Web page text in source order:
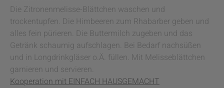
Die Zitronenmelisse-Blättchen waschen und
trockentupfen. Die Himbeeren zum Rhabarber geben und
alles fein pürieren. Die Buttermilch zugeben und das
Getränk schaumig aufschlagen. Bei Bedarf nachsüßen
und in Longdrinkgläser o.Ä. füllen. Mit Melisseblättchen
garnieren und servieren.
Kooperation mit EINFACH HAUSGEMACHT